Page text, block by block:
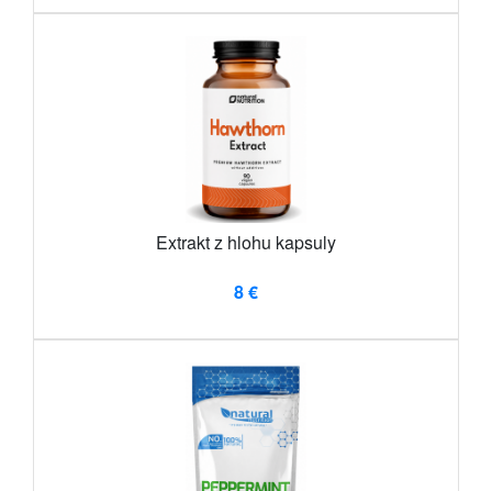
Extrakt z hlohu kapsuly
8 €